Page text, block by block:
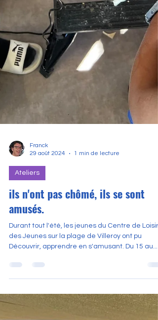
Franck
29 août 2024
Ateliers
ils n'ont pas chômé, ils se sont
amusés.
des Jeunes sur la plage de Villeroy ont pu